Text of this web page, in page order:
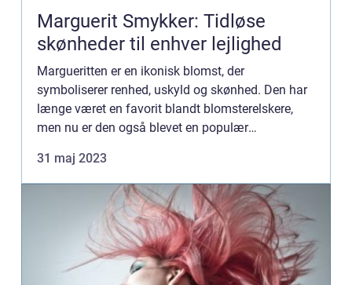
Marguerit Smykker: Tidløse
skønheder til enhver lejlighed
Margueritten er en ikonisk blomst, der
symboliserer renhed, uskyld og skønhed. Den har
længe været en favorit blandt blomsterelskere,
men nu er den også blevet en populær
Marguer...
31 maj 2023